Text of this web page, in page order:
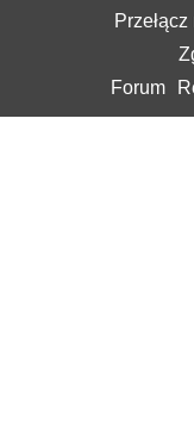
Forum